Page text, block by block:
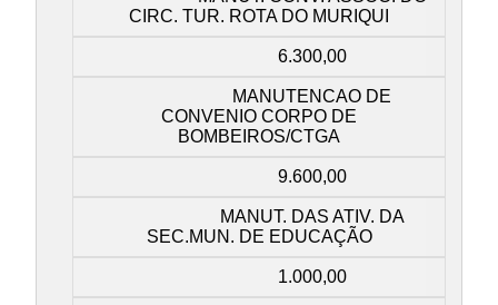
CIRC. TUR. ROTA DO MURIQUI
6.300,00
MANUTENCAO DE
CONVENIO CORPO DE
BOMBEIROS/CTGA
9.600,00
MANUT. DAS ATIV. DA
SEC.MUN. DE EDUCAÇÃO
1.000,00